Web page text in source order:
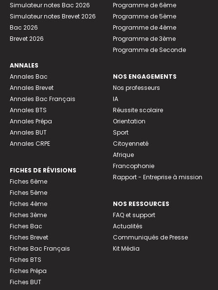
Simulateur notes Bac 2026
Simulateur notes Brevet 2026
Bac 2026
Brevet 2026
ANNALES
Annales Bac
Annales Brevet
Annales Bac Français
Annales BTS
Annales Prépa
Annales BUT
Annales CRPE
FICHES DE RÉVISIONS
Fiches 6ème
Fiches 5ème
Fiches 4ème
Fiches 3ème
Fiches Bac
Fiches Brevet
Fiches Bac Français
Fiches BTS
Fiches Prépa
Fiches BUT
Programme de 6ème
Programme de 5ème
Programme de 4ème
Programme de 3ème
Programme de Seconde
NOS ENGAGEMENTS
Nos professeurs
IA
Réussite scolaire
Orientation
Sport
Citoyenneté
Afrique
Francophonie
Rapport - Entreprise à mission
NOS RESSOURCES
FAQ et support
Actualités
Communiqués de Presse
Kit Média